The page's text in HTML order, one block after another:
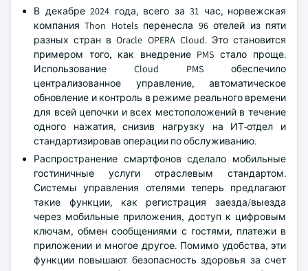
В декабре 2024 года, всего за 31 час, норвежская
компания Thon Hotels перенесла 96 отелей из пяти
разных стран в Oracle OPERA Cloud. Это становится
примером того, как внедрение PMS стало проще.
Использование Cloud PMS обеспечило
централизованное управление, автоматическое
обновление и контроль в режиме реального времени
для всей цепочки и всех местоположений в течение
одного нажатия, снизив нагрузку на ИТ-отдел и
стандартизировав операции по обслуживанию.
Распространение смартфонов сделало мобильные
гостиничные услуги отраслевым стандартом.
Системы управления отелями теперь предлагают
такие функции, как регистрация заезда/выезда
через мобильные приложения, доступ к цифровым
ключам, обмен сообщениями с гостями, платежи в
приложении и многое другое. Помимо удобства, эти
функции повышают безопасность здоровья за счет